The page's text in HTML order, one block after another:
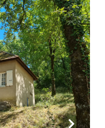
Next